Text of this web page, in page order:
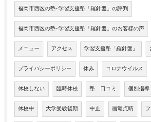
福岡市西区の塾･学習支援塾「羅針盤」の評判
福岡市西区の塾･学習支援塾「羅針盤」のお客様の声
メニュー アクセス 学習支援塾「羅針盤」
プライバシーポリシー 休み コロナウイルス
休校しない 臨時休校 塾 口コミ 個別指導
休校中 大学受験後期 中止 画竜点睛